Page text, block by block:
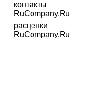
контакты
RuCompany.Ru
расценки
RuCompany.Ru